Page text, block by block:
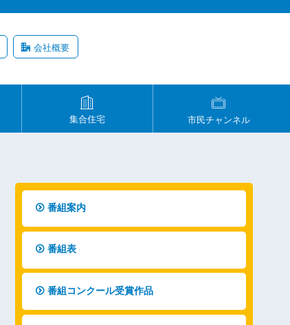
会社概要
集合住宅 市民チャンネル
番組案内
番組表
番組コンクール受賞作品